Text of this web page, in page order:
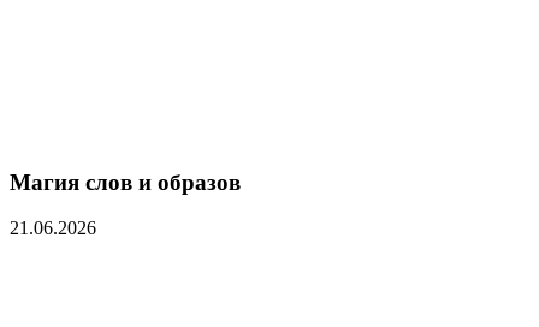
Магия слов и образов
21.06.2026